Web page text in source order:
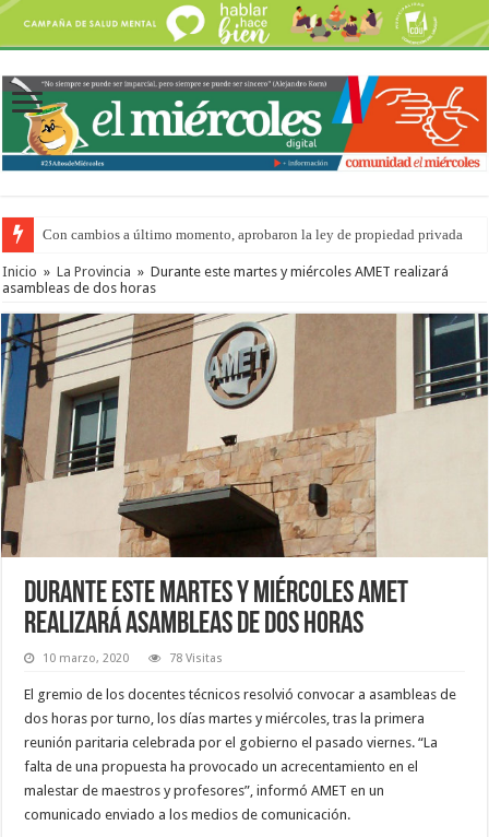
Con cambios a último momento, aprobaron la ley de propiedad privada
Inicio » La Provincia » Durante este martes y miércoles AMET realizará
asambleas de dos horas
Durante este martes y miércoles AMET
realizará asambleas de dos horas
10 marzo, 2020 78 Visitas
El gremio de los docentes técnicos resolvió convocar a asambleas de
dos horas por turno, los días martes y miércoles, tras la primera
reunión paritaria celebrada por el gobierno el pasado viernes. “La
falta de una propuesta ha provocado un acrecentamiento en el
malestar de maestros y profesores”, informó AMET en un
comunicado enviado a los medios de comunicación.